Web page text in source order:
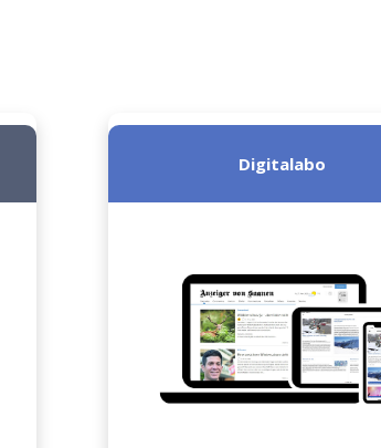
Digitalabo